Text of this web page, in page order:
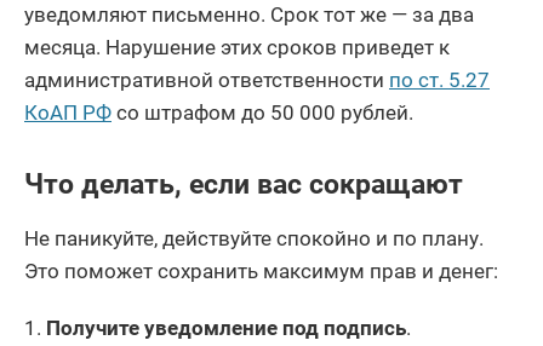
уведомляют письменно. Срок тот же — за два
месяца. Нарушение этих сроков приведет к
административной ответственности по ст. 5.27
КоАП РФ со штрафом до 50 000 рублей.
Что делать, если вас сокращают
Не паникуйте, действуйте спокойно и по плану.
Это поможет сохранить максимум прав и денег:
Получите уведомление под подпись.